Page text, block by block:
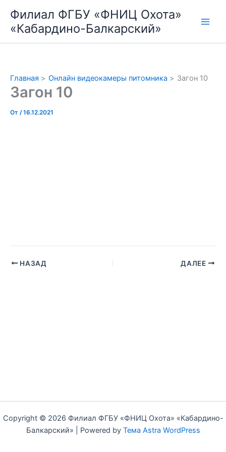
содержимому
Филиал ФГБУ «ФНИЦ Охота»
«Кабардино-Балкарский»
Главная Онлайн видеокамеры питомника Загон 10
Загон 10
От /16.12.2021
НАЗАД ДАЛЕЕ
Copyright © 2026 Филиал ФГБУ «ФНИЦ Охота» «Кабардино-
Балкарский» | Powered by Тема Astra WordPress